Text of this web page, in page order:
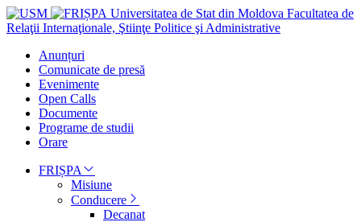
Universitatea de Stat din Moldova Facultatea de
Relaţii Internaţionale, Ştiinţe Politice şi Administrative
Anunțuri
Comunicate de presă
Evenimente
Open Calls
Documente
Programe de studii
Orare
FRIȘPA
Misiune
Conducere
Decanat